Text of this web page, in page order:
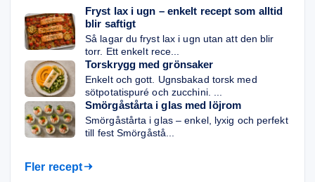
Fryst lax i ugn – enkelt recept som alltid
blir saftigt
Så lagar du fryst lax i ugn utan att den blir
torr. Ett enkelt rece...
Torskrygg med grönsaker
Enkelt och gott. Ugnsbakad torsk med
sötpotatispuré och zucchini. ...
Smörgåstårta i glas med löjrom
Smörgåstårta i glas – enkel, lyxig och perfekt
till fest Smörgåstå...
Fler recept